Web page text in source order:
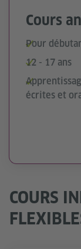
Cours
Pour
12 - 17 ans
écrites et
COURS